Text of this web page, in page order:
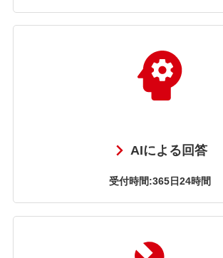
AIによる回答
受付時間:365日24時間